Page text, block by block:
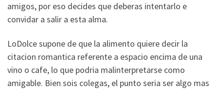
amigos, por eso decides que deberas intentarlo e
convidar a salir a esta alma.
LoDolce supone de que la alimento quiere decir la
citacion romantica referente a espacio encima de una
vino o cafe, lo que podria malinterpretarse como
amigable. Bien sois colegas, el punto seri­a ser algo mas